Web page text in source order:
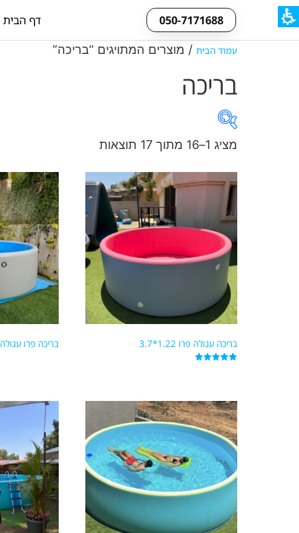
050-7171688 דף הבית
עמוד הבית / מוצרים המתויגים “בריכה”
בריכה
On sale
קטגוריות מוצרים
מוצר Color
Blue
Green
מציג 1–16 מתוך 17 תוצאות
בריכה עגולה פרו 1.22*3.7 בריכה פרו עגולה 1.22*3